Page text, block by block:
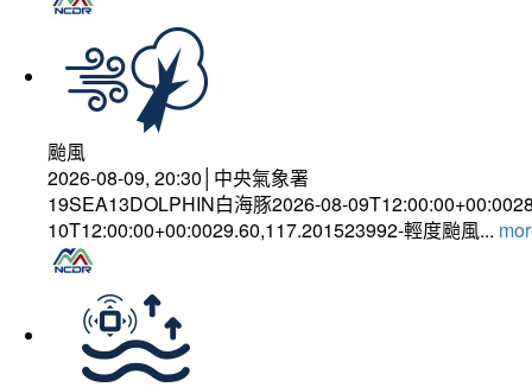
颱風
2026-08-09, 20:30│中央氣象署
19SEA13DOLPHIN白海豚2026-08-
10T12:00:00+00:0029.60,117.201523992-輕度颱風...